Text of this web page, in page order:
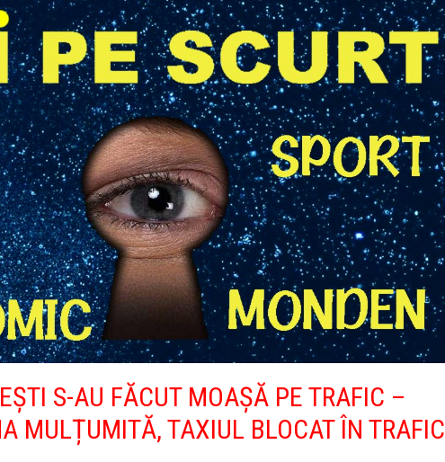
S-AU FĂCUT MOAȘĂ PE TRAFIC –
MULȚUMITĂ, TAXIUL BLOCAT ÎN TRAFIC